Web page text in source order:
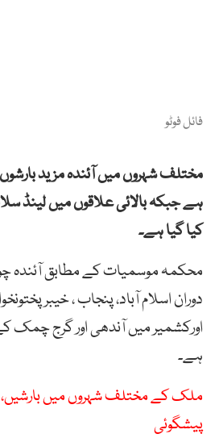
فائل فوٹو
مختلف شہروں میں آئندہ مزید
ہے جبکہ بالائی علاقوں میں لینڈ
کیا گیا ہے۔
محکمہ موسمیات کے مطابق آئندہ
دوران اسلام آباد، پنجاب ، خیبر
اورکشمیر میں آندھی اور گرج چمک
ہے۔
ملک کے مختلف شہروں میں بارشیں،
پیشگوئی